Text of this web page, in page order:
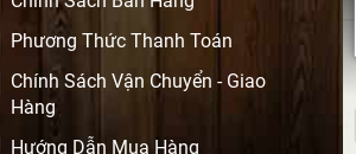
Phương Thức Thanh Toán
Chính Sách Vận Chuyển - Giao
Hàng
Hướng Dẫn Mua Hàng